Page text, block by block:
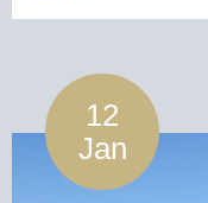
12
Jan